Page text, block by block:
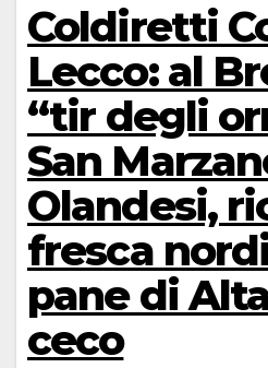
Coldiretti
Lecco: al
“tir degli
San
Olandesi,
fresca
pane di
ceco